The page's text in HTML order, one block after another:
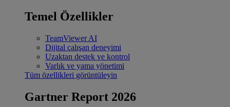
Temel Özellikler
TeamViewer AI
Dijital çalışan deneyimi
Uzaktan destek ve kontrol
Varlık ve yama yönetimi
Tüm özellikleri görüntüleyin
Gartner Report 2026